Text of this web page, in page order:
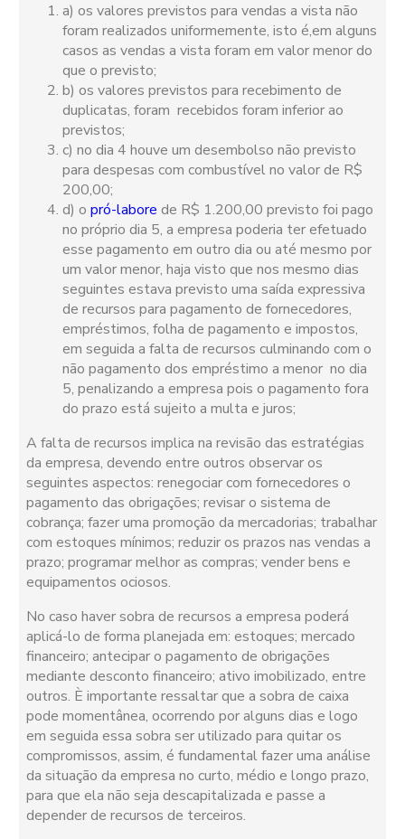
a) os valores previstos para vendas a vista não
foram realizados uniformemente, isto é,em alguns
casos as vendas a vista foram em valor menor do
que o previsto;
b) os valores previstos para recebimento de
duplicatas, foram recebidos foram inferior ao
previstos;
c) no dia 4 houve um desembolso não previsto
para despesas com combustível no valor de R$
200,00;
d) opró-labore de R$ 1.200,00 previsto foi pago
no próprio dia 5, a empresa poderia ter efetuado
esse pagamento em outro dia ou até mesmo por
um valor menor, haja visto que nos mesmo dias
seguintes estava previsto uma saída expressiva
de recursos para pagamento de fornecedores,
empréstimos, folha de pagamento e impostos,
em seguida a falta de recursos culminando com o
não pagamento dos empréstimo a menor no dia
5, penalizando a empresa pois o pagamento fora
do prazo está sujeito a multa e juros;
A falta de recursos implica na revisão das estratégias
da empresa, devendo entre outros observar os
seguintes aspectos: renegociar com fornecedores o
pagamento das obrigações; revisar o sistema de
cobrança; fazer uma promoção da mercadorias; trabalhar
com estoques mínimos; reduzir os prazos nas vendas a
prazo; programar melhor as compras; vender bens e
equipamentos ociosos.
No caso haver sobra de recursos a empresa poderá
aplicá-lo de forma planejada em: estoques; mercado
financeiro; antecipar o pagamento de obrigações
mediante desconto financeiro; ativo imobilizado, entre
outros. È importante ressaltar que a sobra de caixa
pode momentânea, ocorrendo por alguns dias e logo
em seguida essa sobra ser utilizado para quitar os
compromissos, assim, é fundamental fazer uma análise
da situação da empresa no curto, médio e longo prazo,
para que ela não seja descapitalizada e passe a
depender de recursos de terceiros.